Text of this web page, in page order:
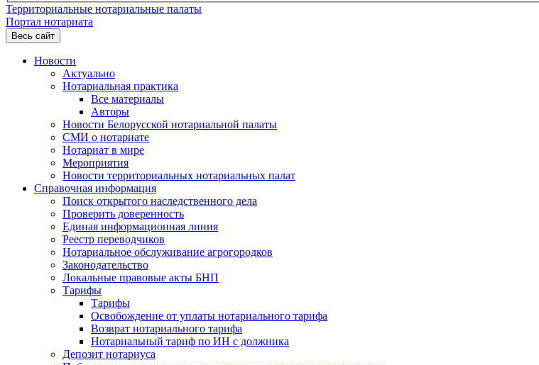
Территориальные нотариальные палаты
Портал нотариата
Весь сайт
Новости
Актуально
Нотариальная практика
Все материалы
Авторы
Новости Белорусской нотариальной палаты
СМИ о нотариате
Нотариат в мире
Мероприятия
Новости территориальных нотариальных палат
Справочная информация
Поиск открытого наследственного дела
Проверить доверенность
Единая информационная линия
Реестр переводчиков
Нотариальное обслуживание агрогородков
Законодательство
Локальные правовые акты БНП
Тарифы
Тарифы
Освобождение от уплаты нотариального тарифа
Возврат нотариального тарифа
Нотариальный тариф по ИН с должника
Депозит нотариуса